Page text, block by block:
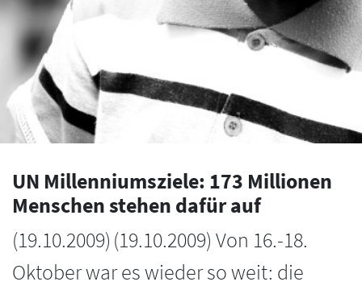
UN Millenniumsziele: 173 Millionen
Menschen stehen dafür auf
(19.10.2009) (19.10.2009) Von 16.-18.
Oktober war es wieder so weit: die